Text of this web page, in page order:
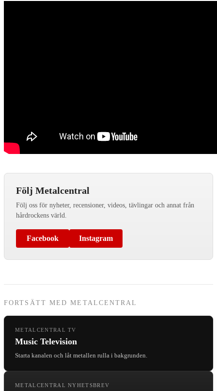
Följ Metalcentral
Följ oss för nyheter, recensioner, videos, tävlingar och annat från
hårdrockens värld.
Facebook Instagram
FORTSÄTT MED METALCENTRAL
METALCENTRAL TV
Music Television
Starta kanalen och låt metallen rulla i bakgrunden.
METALCENTRAL NYHETSBREV